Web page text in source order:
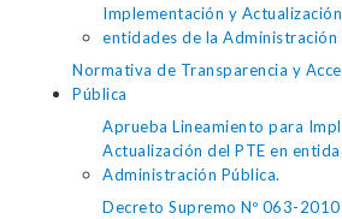
Implementación y
entidades de la Administración
Normativa de Transparencia y
Pública
Aprueba Lineamiento para
Actualización del PTE en
Administración Pública.
Decreto Supremo Nº 063-